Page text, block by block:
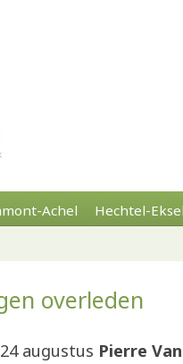
Achel Hechtel-
overleden
augustus Pierre